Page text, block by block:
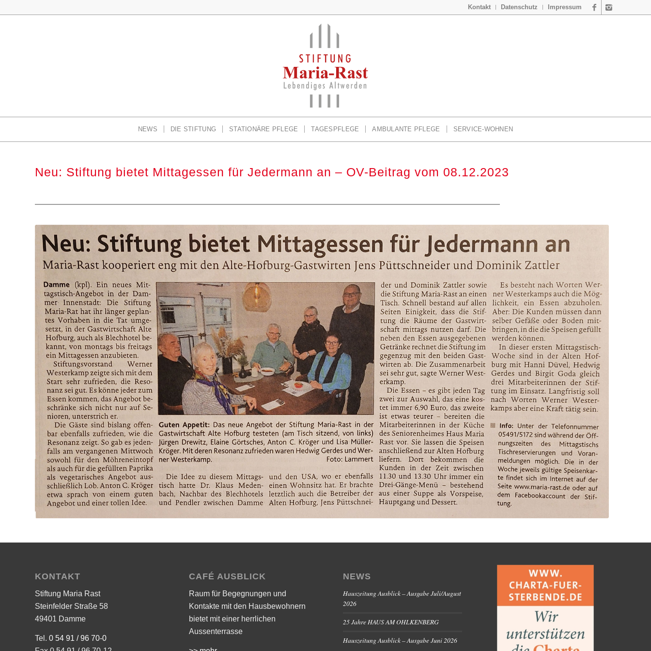
Kontakt Datenschutz Impressum
NEWS DIE STIFTUNG STATIONÄRE PFLEGE TAGESPFLEGE AMBULANTE PFLEGE SERVICE-WOHNEN
Neu: Stiftung bietet Mittagessen für Jedermann an – OV-Beitrag vom 08.12.2023
KONTAKT
Stiftung Maria Rast
Steinfelder Straße 58
49401 Damme
Tel. 0 54 91 / 96 70-0
CAFÉ AUSBLICK
Raum für Begegnungen und
Kontakte mit den Hausbewohnern
bietet mit einer herrlichen
Aussenterrasse
NEWS
Hauszeitung Ausblick – Ausgabe Juli/August
2026
25 Jahre HAUS AM OHLKENBERG
Hauszeitung Ausblick – Ausgabe Juni 2026